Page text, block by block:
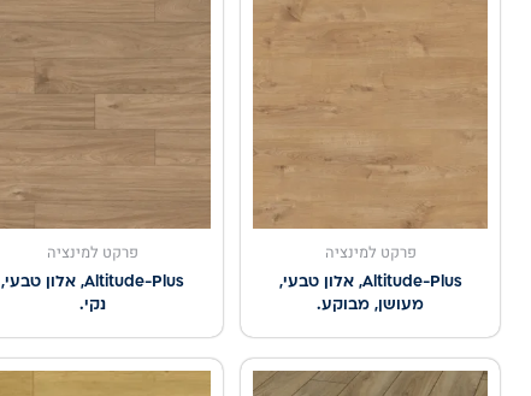
פרקט למינציה
Altitude-Plus, אלון טבעי,
מעושן, מבוקע.
פרקט למינציה
Altitude-Plus, אלון טבעי,
נקי.